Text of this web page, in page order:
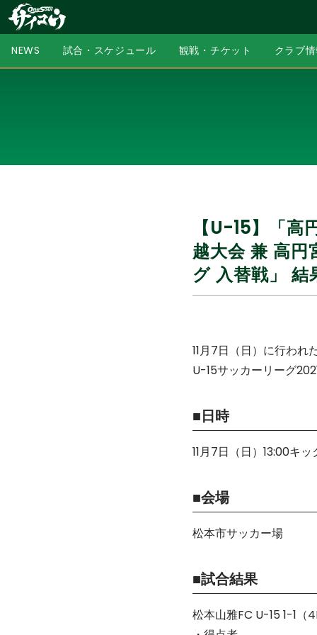
NEWS 試合・スケジュール 観戦・チケット クラブ
【U-15】「
越大会 兼 高円
グ 入替戦」
11月7日（日）に行わ
U-15サッカーリーグ
■日時
11月7日（日）13:00キッ
■会場
松本市サッカー場
■試合結果
松本山雅FC U-15 1-1（